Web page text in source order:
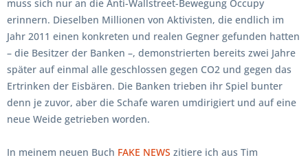
muss sich nur an die Anti-Wallstreet-Bewegung Occupy
erinnern. Dieselben Millionen von Aktivisten, die endlich im
Jahr 2011 einen konkreten und realen Gegner gefunden hatten
– die Besitzer der Banken –, demonstrierten bereits zwei Jahre
später auf einmal alle geschlossen gegen CO2 und gegen das
Ertrinken der Eisbären. Die Banken trieben ihr Spiel bunter
denn je zuvor, aber die Schafe waren umdirigiert und auf eine
neue Weide getrieben worden.
In meinem neuen Buch FAKE NEWS zitiere ich aus Tim